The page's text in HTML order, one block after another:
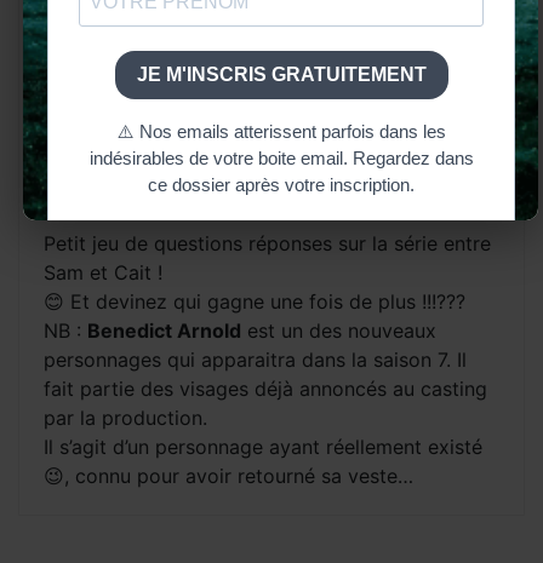
Petit jeu de questions réponses sur la série entre
Sam et Cait !
😊 Et devinez qui gagne une fois de plus !!!???
NB : Benedict Arnold est un des nouveaux
personnages qui apparaitra dans la saison 7. Il
fait partie des visages déjà annoncés au casting
par la production.
Il s’agit d’un personnage ayant réellement existé
😉, connu pour avoir retourné sa veste…